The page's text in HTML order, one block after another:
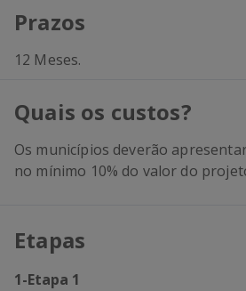
Prazos
12 Meses.
Quais os custos?
Os municípios deverão
no mínimo 10% do valor do
Etapas
1-Etapa 1